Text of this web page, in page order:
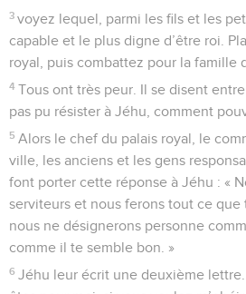
3 voyez lequel, parmi les fils et les
capable et le plus digne d’être roi.
royal, puis combattez pour la famille
4 Tous ont très peur. Il se disent
pas pu résister à Jéhu, comment
5 Alors le chef du palais royal, le
ville, les anciens et les gens
font porter cette réponse à Jéhu : «
serviteurs et nous ferons tout ce que
nous ne désignerons personne
comme il te semble bon. »
6 Jéhu leur écrit une deuxième